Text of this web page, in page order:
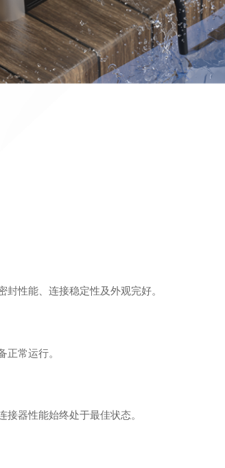
性能、连接稳定性及外观完好。
正常运行。
器性能始终处于最佳状态。